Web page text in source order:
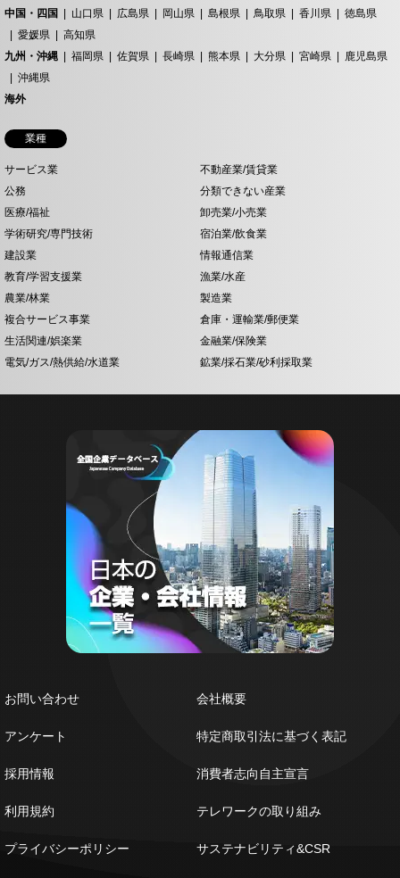
中国・四国
山口県 広島県 岡山県 島根県 鳥取県 香川県
徳島県
愛媛県
高知県
九州・沖縄
福岡県 佐賀県 長崎県 熊本県 大分県 宮崎県
鹿児島県
沖縄県
海外
業種
サービス業
不動産業/賃貸業
公務
分類できない産業
医療/福祉
卸売業/小売業
学術研究/専門技術
宿泊業/飲食業
建設業
情報通信業
教育/学習支援業
漁業/水産
農業/林業
製造業
複合サービス事業
倉庫・運輸業/郵便業
生活関連/娯楽業
金融業/保険業
電気/ガス/熱供給/水道業
鉱業/採石業/砂利採取業
お問い合わせ
アンケート
採用情報
利用規約
プライバシーポリシー
会社概要
特定商取引法に基づく表記
消費者志向自主宣言
テレワークの取り組み
サステナビリティ&CSR